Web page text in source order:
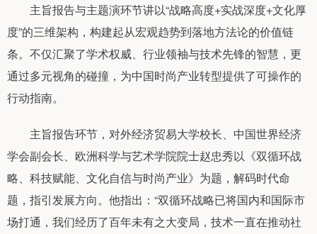
主旨报告与主题演环节讲以“战略高度+实战深度+文化厚
度”的三维架构，构建起从宏观趋势到落地方法论的价值链
条。不仅汇聚了学术权威、行业领袖与技术先锋的智慧，更
通过多元视角的碰撞，为中国时尚产业转型提供了可操作的
行动指南。
主旨报告环节，对外经济贸易大学校长、中国世界经济
学会副会长、欧洲科学与艺术学院院士赵忠秀以《双循环战
略、科技赋能、文化自信与时尚产业》为题，解码时代命
题，指引发展方向。他指出：“双循环战略已将国内和国际市
场打通，我们经历了百年未有之大变局，技术一直在推动社